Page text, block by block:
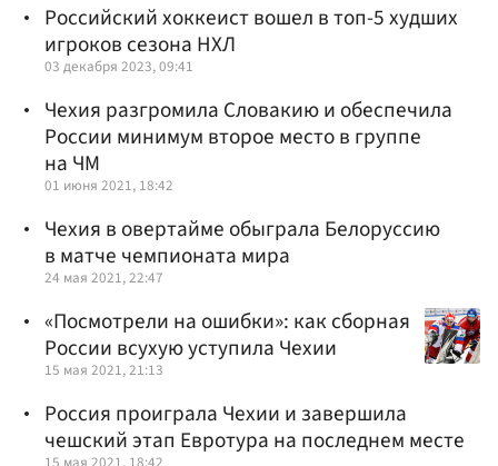
Российский хоккеист вошел в топ-5 худших
игроков сезона НХЛ
03 декабря 2023, 09:41
Чехия разгромила Словакию и обеспечила
России минимум второе место в группе
на ЧМ
01 июня 2021, 18:42
Чехия в овертайме обыграла Белоруссию
в матче чемпионата мира
24 мая 2021, 22:47
«Посмотрели на ошибки»: как сборная
России всухую уступила Чехии
15 мая 2021, 21:13
Россия проиграла Чехии и завершила
чешский этап Евротура на последнем месте